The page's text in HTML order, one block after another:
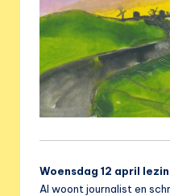
Woensdag 12 april
Al woont journalist en